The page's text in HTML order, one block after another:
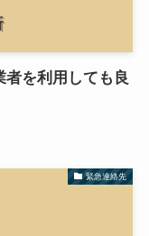
を利用しても良
緊急連絡先